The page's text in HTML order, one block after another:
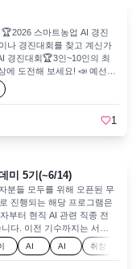
스마트농업 AI 경진
나 경진대회를 찾고 계신가
경진대회🏆3인~10인의 최
에 도전해 보세요! 📣 예선딸
모델을 적용한스마트팜
참가 신청&모집- 7월에 펼
장에 적용, 딸기 재배 실증 본
이지 신청
니다🎉 💡경진대회에 대해
유튜브 채널에서 진행되는
일 이후에도 영상이 남아있
신가요?디스코드에서 경진
를 찾아 드림팀을 만들어 보
1
미 5기(~6/14)
분들 모두를 위해 오픈된 무
진행되는 해당 프로그램은
부터 현직 AI 관련 직종 전
다. 이전 기수까지는 서울
여 부산에서 해당 프로그램
고 하니, 많은 관심과 참여
AI
전
AI
현
취창
업역